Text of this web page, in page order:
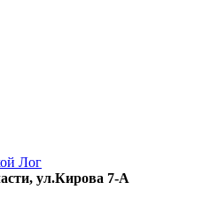
Лог
ул.Кирова 7-А